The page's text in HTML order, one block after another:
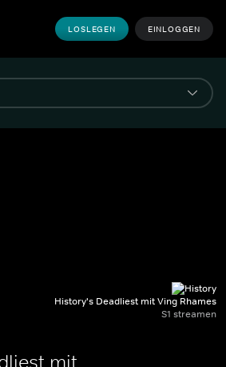
LOSLEGEN EINLOGGEN
History's Deadliest mit Ving Rhames
S1 streamen
mit